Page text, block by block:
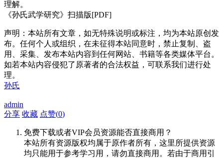
理解。
《孙氏武学研究》扫描版[PDF]
声明：本站所有文章，如无特殊说明或标注，均为本站原创发
布。任何个人或组织，在未征得本站同意时，禁止复制、盗
用、采集、发布本站内容到任何网站、书籍等各类媒体平台。
如若本站内容侵犯了原著者的合法权益，可联系我们进行处
理。
孙氏
admin
分享 收藏 点赞(0)
免费下载或者VIP会员资源能否直接商用？
本站所有资源版权均属于原作者所有，这里所提供资源
均只能用于参考学习用，请勿直接商用。若由于商用引